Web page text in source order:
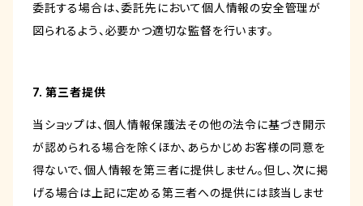
委託する場合は、委託先において個人情報の安全管理が
図られるよう、必要かつ適切な監督を行います。
7. 第三者提供
当ショップは、個人情報保護法その他の法令に基づき開示
が認められる場合を除くほか、あらかじめお客様の同意を
得ないで、個人情報を第三者に提供しません。但し、次に掲
げる場合は上記に定める第三者への提供には該当しませ